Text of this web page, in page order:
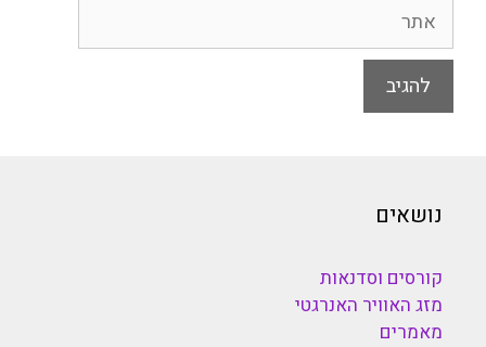
נושאים
קורסים וסדנאות
מזג האוויר האנרגטי
מאמרים